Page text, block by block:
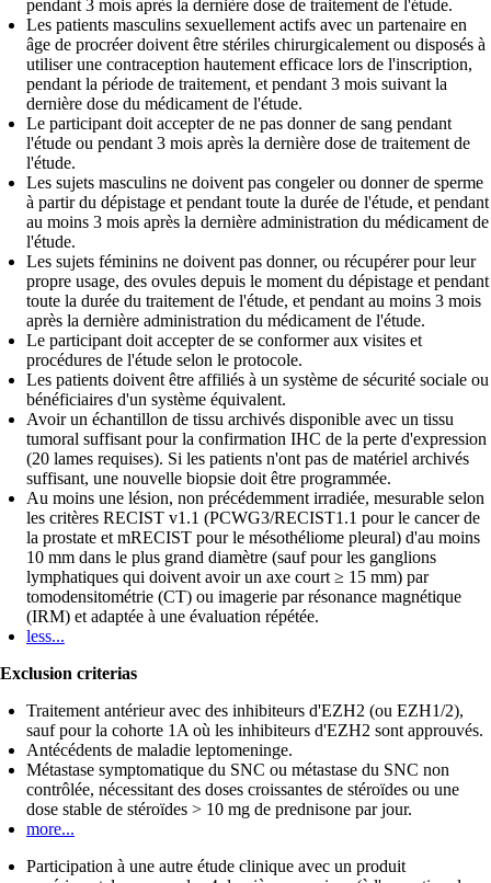
pendant 3 mois après la dernière dose de traitement de l'étude.
Les patients masculins sexuellement actifs avec un partenaire en
âge de procréer doivent être stériles chirurgicalement ou disposés à
utiliser une contraception hautement efficace lors de l'inscription,
pendant la période de traitement, et pendant 3 mois suivant la
dernière dose du médicament de l'étude.
Le participant doit accepter de ne pas donner de sang pendant
l'étude ou pendant 3 mois après la dernière dose de traitement de
l'étude.
Les sujets masculins ne doivent pas congeler ou donner de sperme
à partir du dépistage et pendant toute la durée de l'étude, et pendant
au moins 3 mois après la dernière administration du médicament de
l'étude.
Les sujets féminins ne doivent pas donner, ou récupérer pour leur
propre usage, des ovules depuis le moment du dépistage et pendant
toute la durée du traitement de l'étude, et pendant au moins 3 mois
après la dernière administration du médicament de l'étude.
Le participant doit accepter de se conformer aux visites et
procédures de l'étude selon le protocole.
Les patients doivent être affiliés à un système de sécurité sociale ou
bénéficiaires d'un système équivalent.
Avoir un échantillon de tissu archivés disponible avec un tissu
tumoral suffisant pour la confirmation IHC de la perte d'expression
(20 lames requises). Si les patients n'ont pas de matériel archivés
suffisant, une nouvelle biopsie doit être programmée.
Au moins une lésion, non précédemment irradiée, mesurable selon
les critères RECIST v1.1 (PCWG3/RECIST1.1 pour le cancer de
la prostate et mRECIST pour le mésothéliome pleural) d'au moins
10 mm dans le plus grand diamètre (sauf pour les ganglions
lymphatiques qui doivent avoir un axe court ≥ 15 mm) par
tomodensitométrie (CT) ou imagerie par résonance magnétique
(IRM) et adaptée à une évaluation répétée.
less...
Exclusion criterias
Traitement antérieur avec des inhibiteurs d'EZH2 (ou EZH1/2),
sauf pour la cohorte 1A où les inhibiteurs d'EZH2 sont approuvés.
Antécédents de maladie leptomeninge.
Métastase symptomatique du SNC ou métastase du SNC non
contrôlée, nécessitant des doses croissantes de stéroïdes ou une
dose stable de stéroïdes > 10 mg de prednisone par jour.
more...
Participation à une autre étude clinique avec un produit